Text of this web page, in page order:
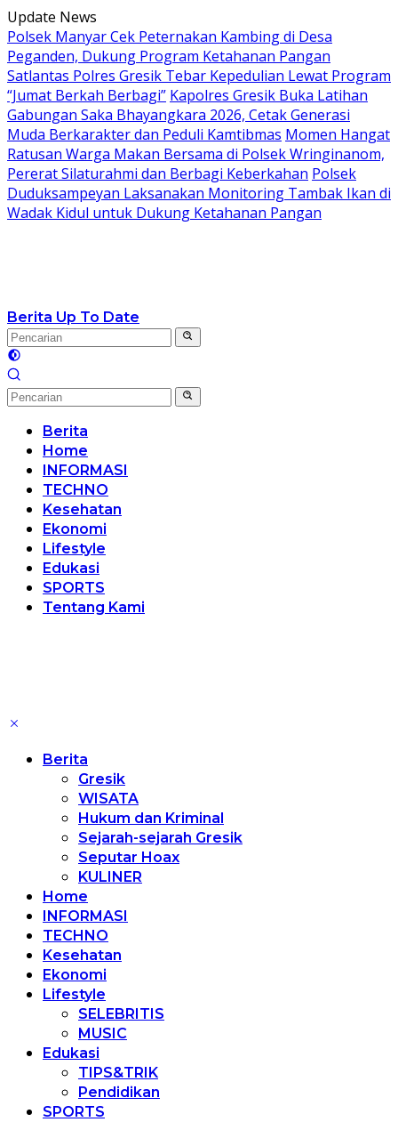
Langsung
ke
konten
Update News
Polsek Manyar Cek Peternakan Kambing di Desa
Peganden, Dukung Program Ketahanan Pangan
Satlantas Polres Gresik Tebar Kepedulian Lewat Program
“Jumat Berkah Berbagi” Kapolres Gresik Buka Latihan
Gabungan Saka Bhayangkara 2026, Cetak Generasi
Muda Berkarakter dan Peduli Kamtibmas Momen Hangat
Ratusan Warga Makan Bersama di Polsek Wringinanom,
Pererat Silaturahmi dan Berbagi Keberkahan Polsek
Duduksampeyan Laksanakan Monitoring Tambak Ikan di
Wadak Kidul untuk Dukung Ketahanan Pangan
Berita Up To Date
Berita
Home
INFORMASI
TECHNO
Kesehatan
Ekonomi
Lifestyle
Edukasi
SPORTS
Tentang Kami
Berita
Gresik
WISATA
Hukum dan Kriminal
Sejarah-sejarah Gresik
Seputar Hoax
KULINER
Home
INFORMASI
TECHNO
Kesehatan
Ekonomi
Lifestyle
SELEBRITIS
MUSIC
Edukasi
TIPS&TRIK
Pendidikan
SPORTS